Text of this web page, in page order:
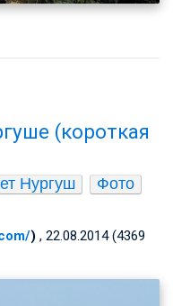
(короткая
Нургуш
Фото
) , 22.08.2014 (4369